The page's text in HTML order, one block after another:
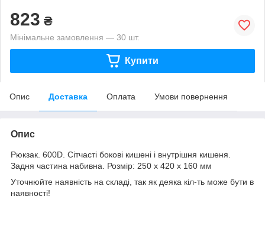
823 ₴
Мінімальне замовлення — 30 шт.
Купити
Опис Доставка Оплата Умови повернення
Опис
Рюкзак. 600D. Сітчасті бокові кишені і внутрішня кишеня.
Задня частина набивна. Розмір: 250 x 420 x 160 мм
Уточнюйте наявність на складі, так як деяка кіл-ть може бути в
наявності!